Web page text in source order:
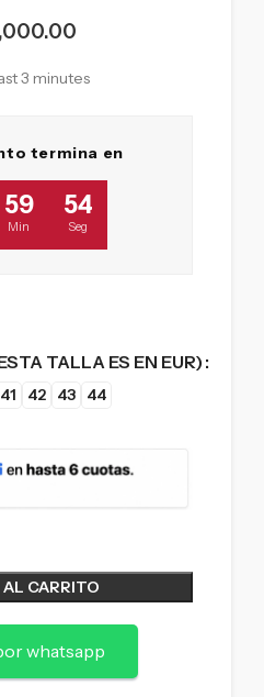
3 minutes
termina en
59
Min
53
Seg
TALLA ES EN EUR)
41 42 43 44
CARRITO
whatsapp